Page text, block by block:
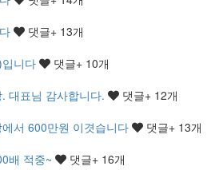
댓글+ 13개
니다
댓글+ 10개
대표님 감사합니다.
댓글+ 12개
서 600만원 이겻습니다
댓글+ 13개
배 적중~
댓글+ 16개